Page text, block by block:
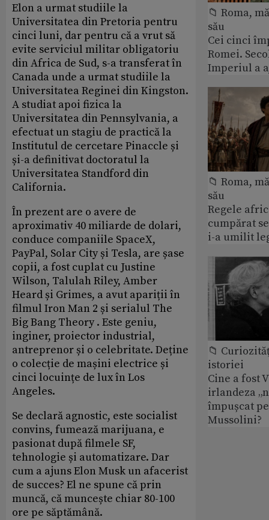
Elon a urmat studiile la
Universitatea din Pretoria pentru
cinci luni, dar pentru că a vrut să
evite serviciul militar obligatoriu
din Africa de Sud, s-a transferat în
Canada unde a urmat studiile la
Universitatea Reginei din Kingston.
A studiat apoi fizica la
Universitatea din Pennsylvania, a
efectuat un stagiu de practică la
Institutul de cercetare Pinaccle și
și-a definitivat doctoratul la
Universitatea Standford din
California.
În prezent are o avere de
aproximativ 40 miliarde de dolari,
conduce companiile SpaceX,
PayPal, Solar City și Tesla, are șase
copii, a fost cuplat cu Justine
Wilson, Talulah Riley, Amber
Heard și Grimes, a avut apariții în
filmul Iron Man 2 și serialul The
Big Bang Theory . Este geniu,
inginer, proiector industrial,
antreprenor și o celebritate. Deține
o colecție de mașini electrice și
cinci locuințe de lux în Los
Angeles.
Se declară agnostic, este socialist
convins, fumează marijuana, e
pasionat după filmele SF,
tehnologie și automatizare. Dar
cum a ajuns Elon Musk un afacerist
de succes? El ne spune că prin
muncă, că muncește chiar 80-100
ore pe săptămână.
📁 Roma,
său
Cei cinci
Romei.
Imperiul a
📁 Roma,
său
Regele
cumpărat
i-a umilit
📁
istoriei
Cine a fost
irlandeza
împușcat
Mussolini?